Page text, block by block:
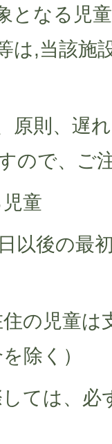
となる児
は,当該施
原則、遅
ので、ご
童
以後の最
の児童は
除く）
ては、必